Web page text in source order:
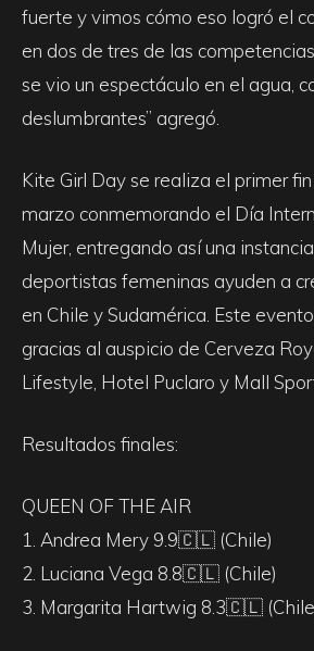
fuerte y vimos cómo eso logró el
en dos de tres de las
se vio un espectáculo en el agua,
deslumbrantes” agregó.
Kite Girl Day se realiza el primer
marzo conmemorando el Día
Mujer, entregando así una
deportistas femeninas ayuden a
en Chile y Sudamérica. Este
gracias al auspicio de Cerveza
Lifestyle, Hotel Puclaro y Mall
Resultados finales:
QUEEN OF THE AIR
1. Andrea Mery 9.9🇨🇱 (Chile)
2. Luciana Vega 8.8🇨🇱 (Chile)
3. Margarita Hartwig 8.3🇨🇱